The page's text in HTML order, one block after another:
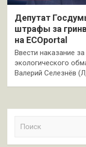
Депутат
штрафы за
на ECOportal
Ввести наказание
экологического
Валерий Селезнёв